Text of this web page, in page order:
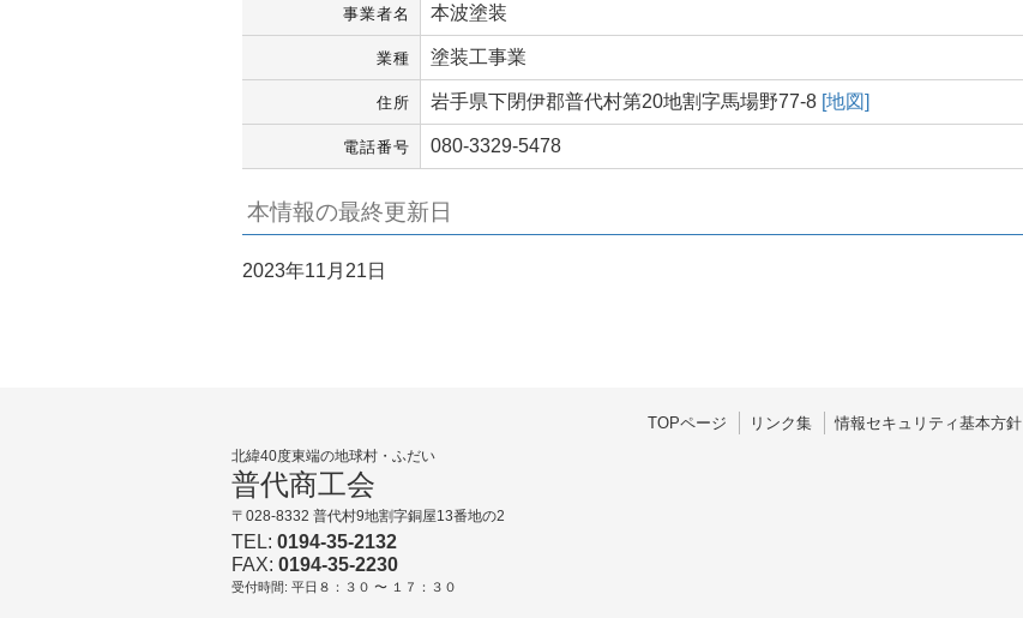
事業者名 本波塗装
業種 塗装工事業
住所 岩手県下閉伊郡普代村第20地割字馬場野77-8 [地図]
電話番号 080-3329-5478
本情報の最終更新日
2023年11月21日
TOPページ リンク集 情報セキュリティ基本方針
北緯40度東端の地球村・ふだい
普代商工会
〒028-8332 普代村9地割字銅屋13番地の2
TEL: 0194-35-2132
FAX: 0194-35-2230
受付時間: 平日８：３０ 〜 １７：３０